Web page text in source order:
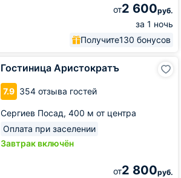
от2 600руб.
за 1 ночь
Получите130 бонусов
Гостиница Аристократъ
7.9 354 отзыва гостей
Сергиев Посад, 400 м от центра
Оплата при заселении
Завтрак включён
от2 800руб.